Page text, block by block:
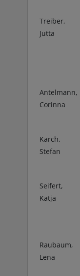
Treiber,
Jutta
Antelmann,
Corinna
Karch,
Stefan
Seifert,
Katja
Raubaum,
Lena